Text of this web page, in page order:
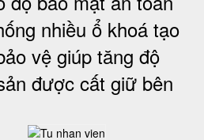
nhiều ổ khoá tạo
vệ giúp tăng độ
được cất giữ bên